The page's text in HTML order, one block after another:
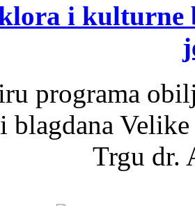
i kulturne
programa
blagdana
Trgu dr.